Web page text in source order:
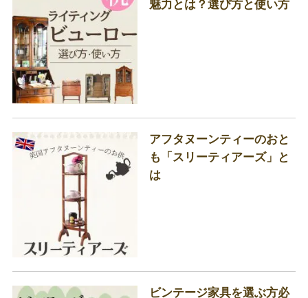
魅力とは？選び方と使い方
アフタヌーンティーのおと
も「スリーティアーズ」と
は
ビンテージ家具を選ぶ方必